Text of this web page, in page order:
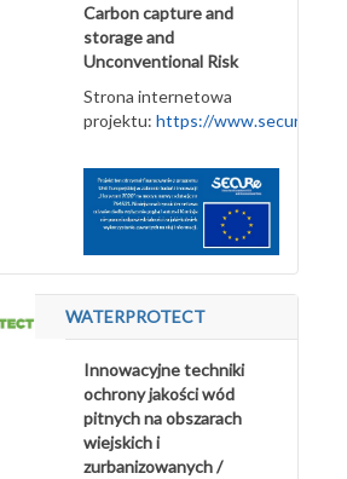
Carbon capture and
storage and
Unconventional Risk
Strona internetowa
projektu: https://
WATERPROTECT
Innowacyjne techniki
ochrony jakości wód
pitnych na obszarach
wiejskich i
zurbanizowanych /